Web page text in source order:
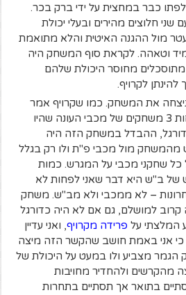
כבר במחצית על ידי ברק בכר.
חלוצים מהירים ובעלי יכולת
מול ההגנה האיטית והלא מתואמת
וטאהה. לקראת סוף המשחק היה
מחוסר היכולת שלהם
לקרויף.
את המשחק. כמו שקרויף אמר
בסוף המשחק, היו לפחות 3 משחקים של מכבי העונה שהיו
ההבדל במשחק הזה היה
מול מכבי פ"ת ולו רק בגלל
כל שחקני מכבי על המגרש. כמות
של ב"ש היא דבר שאני לפחות לא
– לא ממכבי ולא מב"ש. משחק
למושלם, גם אם לא היה כדורגל
המלצתי על פרידה מקרויף, ואני עדיין
כי אני באמת חושב שהקשר הזה מיצה
מצביע ולו במעט על היכולת של
מהקרשים ולהחדיר מחויבות
בתואר אך תסתיים בתחרות